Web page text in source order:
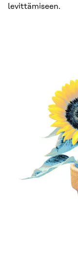
levittämiseen.